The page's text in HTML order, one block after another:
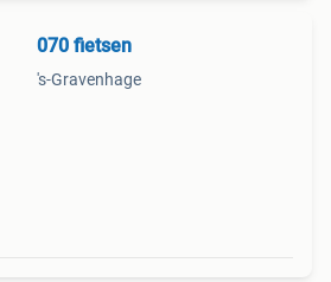
070 fietsen
's-Gravenhage